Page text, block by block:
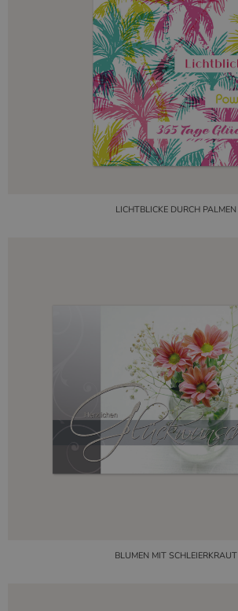
LICHTBLICKE DURCH PALMEN
BLUMEN MIT SCHLEIERKRAUT